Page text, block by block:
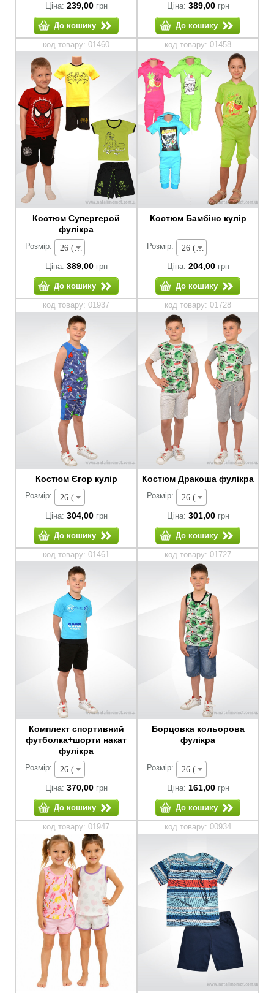
Ціна: 239,00грн
До кошику
Ціна: 389,00грн
До кошику
код товару: 01460
Костюм Супергерой
фулікра
Розмір:
26 (зріст 80-86 см) - 389,00 грн
Ціна: 389,00грн
До кошику
код товару: 01458
Костюм Бамбіно кулір
Розмір:
26 (зріст 80-86 см) - 204,00 грн
Ціна: 204,00грн
До кошику
код товару: 01937
Костюм Єгор кулір
Розмір:
26 (зріст 80-86 см) - 304,00 грн
Ціна: 304,00грн
До кошику
код товару: 01728
Костюм Дракоша фулікра
Розмір:
26 (зріст 80-86 см) - 301,00 грн
Ціна: 301,00грн
До кошику
код товару: 01461
Комплект спортивний
футболка+шорти накат
фулікра
Розмір:
26 (зріст 80-86 см) - 370,00 грн
Ціна: 370,00грн
До кошику
код товару: 01727
Борцовка кольорова
фулікра
Розмір:
26 (зріст 80-86 см) - 161,00 грн
Ціна: 161,00грн
До кошику
код товару: 01947 код товару: 00934